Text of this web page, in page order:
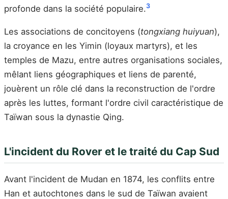
profonde dans la société populaire.3
Les associations de concitoyens (tongxiang huiyuan),
la croyance en les Yimin (loyaux martyrs), et les
temples de Mazu, entre autres organisations sociales,
mêlant liens géographiques et liens de parenté,
jouèrent un rôle clé dans la reconstruction de l'ordre
après les luttes, formant l'ordre civil caractéristique de
Taïwan sous la dynastie Qing.
L'incident du Rover et le traité du Cap Sud
Avant l'incident de Mudan en 1874, les conflits entre
Han et autochtones dans le sud de Taïwan avaient